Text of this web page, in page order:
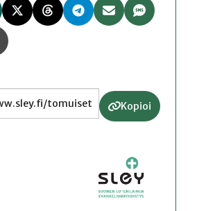
Kopioi